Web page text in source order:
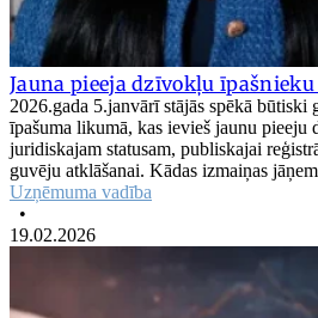
Jauna pieeja dzīvokļu
2026.gada 5.janvārī stājās spēkā
īpašuma likumā, kas ievieš jaunu
juridiskajam statusam, publiskajai
guvēju atklāšanai. Kādas izmaiņas
Uzņēmuma vadība
•
19.02.2026